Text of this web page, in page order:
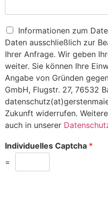
D
a
t
e
n
s
c
h
u
t
z
r
l
Informationen zum
Daten ausschließlich zur
Ihrer Anfrage. Wir geben
weiter. Sie können Ihre
Angabe von Gründen
GmbH, Flugstr. 27, 76532
Zukunft widerrufen.
auch in unserer
Individuelles Captcha *
=